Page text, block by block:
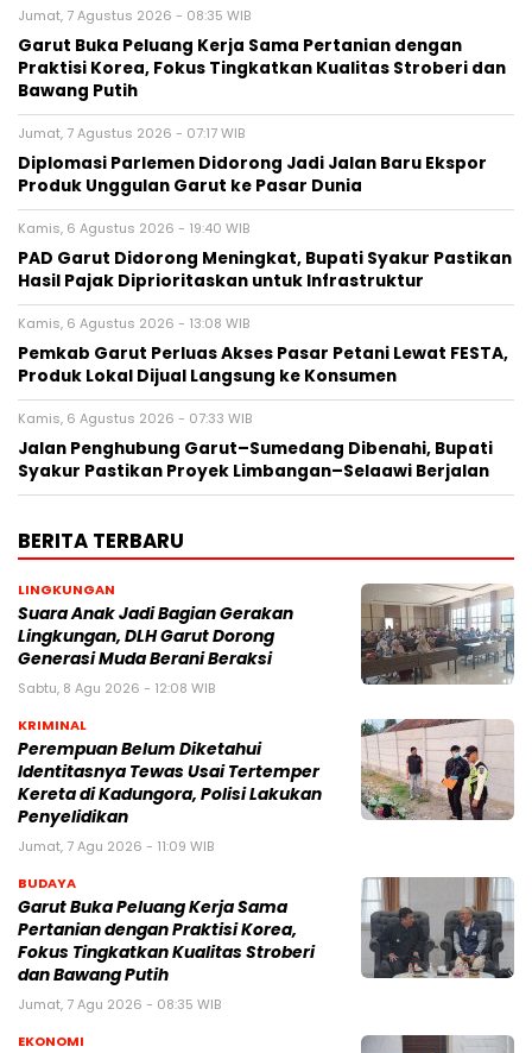
Jumat, 7 Agustus 2026 - 08:35 WIB
Garut Buka Peluang Kerja Sama Pertanian dengan
Praktisi Korea, Fokus Tingkatkan Kualitas Stroberi dan
Bawang Putih
Jumat, 7 Agustus 2026 - 07:17 WIB
Diplomasi Parlemen Didorong Jadi Jalan Baru Ekspor
Produk Unggulan Garut ke Pasar Dunia
Kamis, 6 Agustus 2026 - 19:40 WIB
PAD Garut Didorong Meningkat, Bupati Syakur Pastikan
Hasil Pajak Diprioritaskan untuk Infrastruktur
Kamis, 6 Agustus 2026 - 13:08 WIB
Pemkab Garut Perluas Akses Pasar Petani Lewat FESTA,
Produk Lokal Dijual Langsung ke Konsumen
Kamis, 6 Agustus 2026 - 07:33 WIB
Jalan Penghubung Garut–Sumedang Dibenahi, Bupati
Syakur Pastikan Proyek Limbangan–Selaawi Berjalan
BERITA TERBARU
LINGKUNGAN
Suara Anak Jadi Bagian Gerakan
Lingkungan, DLH Garut Dorong
Generasi Muda Berani Beraksi
Sabtu, 8 Agu 2026 - 12:08 WIB
KRIMINAL
Perempuan Belum Diketahui
Identitasnya Tewas Usai Tertemper
Kereta di Kadungora, Polisi Lakukan
Penyelidikan
Jumat, 7 Agu 2026 - 11:09 WIB
BUDAYA
Garut Buka Peluang Kerja Sama
Pertanian dengan Praktisi Korea,
Fokus Tingkatkan Kualitas Stroberi
dan Bawang Putih
Jumat, 7 Agu 2026 - 08:35 WIB
EKONOMI